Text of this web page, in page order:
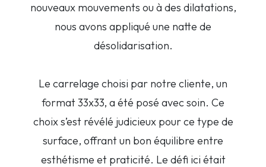
nouveaux mouvements ou à des dilatations,
nous avons appliqué une natte de
désolidarisation.
Le carrelage choisi par notre cliente, un
format 33x33, a été posé avec soin. Ce
choix s’est révélé judicieux pour ce type de
surface, offrant un bon équilibre entre
esthétisme et praticité. Le défi ici était